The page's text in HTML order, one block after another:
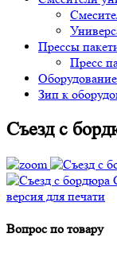
Прессы
Пресс
Зип к
Съезд с
версия для печати
Вопрос по товару